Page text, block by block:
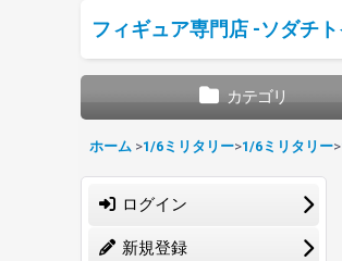
フィギュア専門店 -ソダチ
カテゴリ
ホーム >1/6ミリタリー>1/6ミリタリー>
ログイン
新規登録